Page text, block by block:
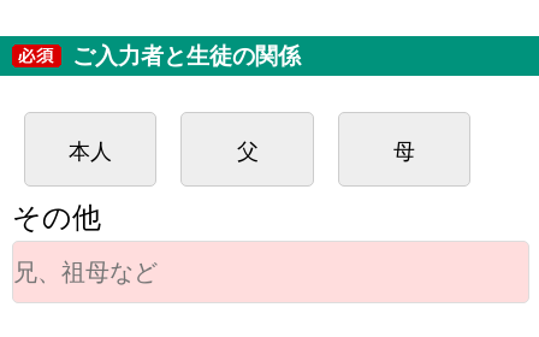
ご入力者と生徒の関係
本人 父 母
その他